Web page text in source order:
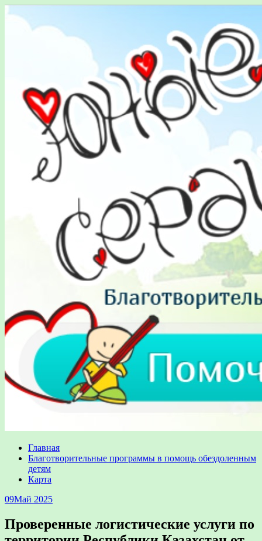
Главная
Благотворительные программы в помощь обездоленным
детям
Карта
09Май 2025
Проверенные логистические услуги по